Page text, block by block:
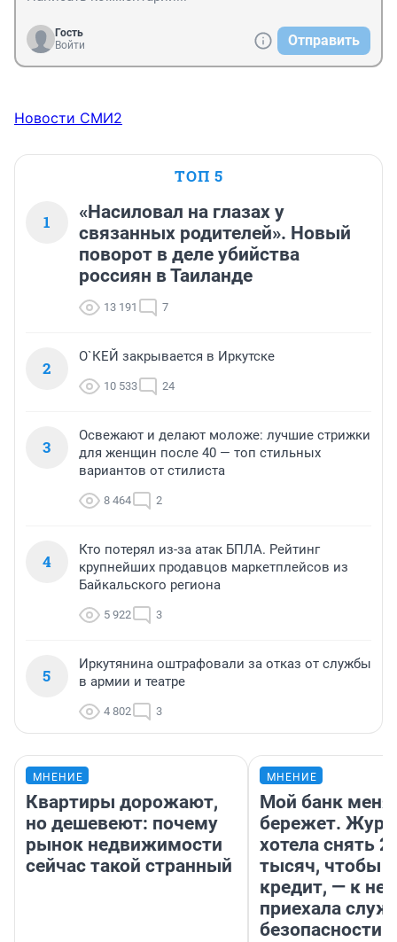
Гость
Войти
Отправить
Новости СМИ2
ТОП 5
1
«Насиловал на глазах у
связанных родителей». Новый
поворот в деле убийства
россиян в Таиланде
13 191 7
2
О`КЕЙ закрывается в Иркутске
10 533 24
3
Освежают и делают моложе: лучшие стрижки
для женщин после 40 — топ стильных
вариантов от стилиста
8 464 2
4
Кто потерял из-за атак БПЛА. Рейтинг
крупнейших продавцов маркетплейсов из
Байкальского региона
5 922 3
5
Иркутянина оштрафовали за отказ от службы
в армии и театре
4 802 3
МНЕНИЕ
Квартиры дорожают,
но дешевеют: почему
рынок недвижимости
сейчас такой странный
МНЕНИЕ
Мой банк меня
бережет.
хотела снять
тысяч, чтобы
кредит, — к
приехала
безопасности